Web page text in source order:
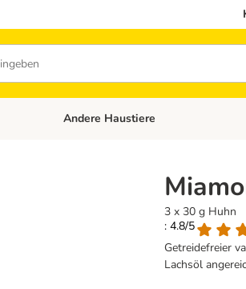
Kategorie-Menü öffnen: Katzenfutter
Andere Haustiere
3 x 30 g Huhn
: 4.8/5
Getreidefreier
Lachsöl